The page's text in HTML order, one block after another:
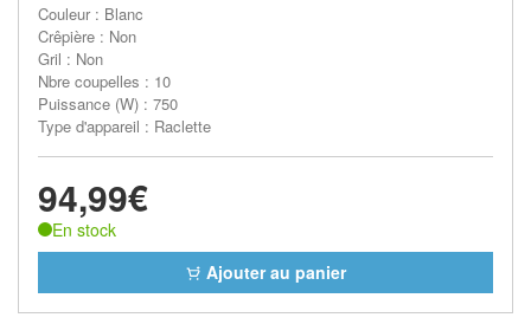
Couleur : Blanc
Crêpière : Non
Gril : Non
Nbre coupelles : 10
Puissance (W) : 750
Type d'appareil : Raclette
94,99€
En stock
Ajouter au panier